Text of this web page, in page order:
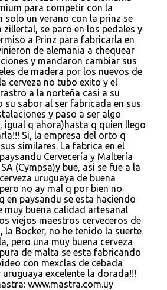
para competir con la
solo un verano con la prinz se
zillertal, se paro en los pedales y
a Prinz para fabricarla en
de alemania a chequear
y mandaron cambiar sus
de madera por los nuevos de
cerveza no tubo exito y el
a la norteña casi a su
su sabor al ser fabricada en sus
y paso a ser algo
igual q ahora)hasta q quien llego
Si, la empresa del orto q
similares. La fabrica en el
Cervecería y Maltería
(Cympsa)y bue, asi se fue a la
uruguaya de buena
no ay mal q por bien no
en paysandu se esta haciendo
muy buena calidad artesanal
viejos maestros cerveceros de
la Bocker, no he tenido la suerte
pero una muy buena cerveza
de malta se esta fabricando
con mexclas de cebada
uruguaya excelente la dorada!!!
www.mastra.com.uy